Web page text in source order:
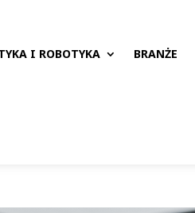
I ROBOTYKA BRANŻE